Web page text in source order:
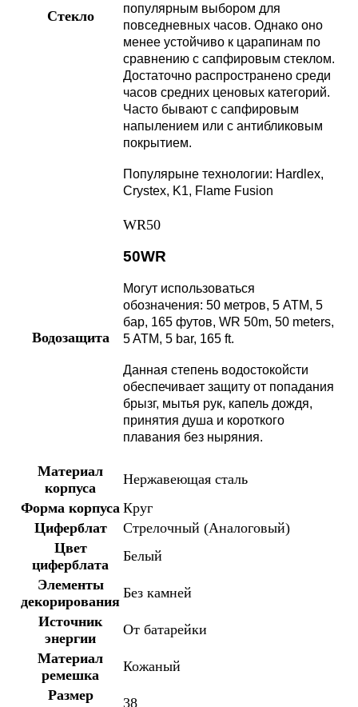
Стекло
популярным выбором для
повседневных часов. Однако оно
менее устойчиво к царапинам по
сравнению с сапфировым стеклом.
Достаточно распространено среди
часов средних ценовых категорий.
Часто бывают с сапфировым
напылением или с антибликовым
покрытием.
Популярыне технологии: Hardlex,
Crystex, K1, Flame Fusion
Водозащита
WR50
50WR
Могут использоваться
обозначения: 50 метров, 5 АТМ, 5
бар, 165 футов, WR 50m, 50 meters,
5 ATM, 5 bar, 165 ft.
Данная степень водостокойсти
обеспечивает защиту от попадания
брызг, мытья рук, капель дождя,
принятия душа и короткого
плавания без ныряния.
Материал
корпуса
Нержавеющая сталь
Форма корпуса Круг
Циферблат
Стрелочный (Аналоговый)
Цвет
циферблата
Белый
Элементы
декорирования
Без камней
Источник
энергии
От батарейки
Материал
ремешка
Кожаный
Размер
38